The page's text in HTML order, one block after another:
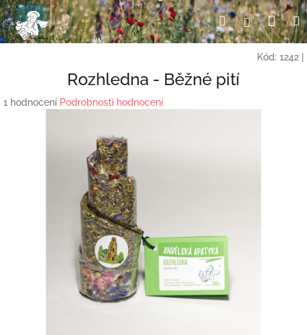
Přejít
na
obsah
HledatPřihlášení
Kód: 1242
Rozhledna - Běžné pití
Průměrné
1 hodnocení Podrobnosti hodnocení